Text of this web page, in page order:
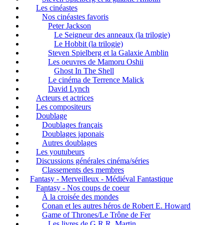
Les cinéastes
Nos cinéastes favoris
Peter Jackson
Le Seigneur des anneaux (la trilogie)
Le Hobbit (la trilogie)
Steven Spielberg et la Galaxie Amblin
Les oeuvres de Mamoru Oshii
Ghost In The Shell
Le cinéma de Terrence Malick
David Lynch
Acteurs et actrices
Les compositeurs
Doublage
Doublages français
Doublages japonais
Autres doublages
Les youtubeurs
Discussions générales cinéma/séries
Classements des membres
Fantasy - Merveilleux - Médiéval Fantastique
Fantasy - Nos coups de coeur
À la croisée des mondes
Conan et les autres héros de Robert E. Howard
Game of Thrones/Le Trône de Fer